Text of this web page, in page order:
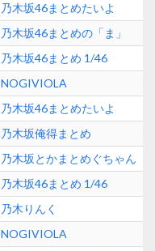
乃木坂46まとめたいよ
乃木坂46まとめの「ま」
乃木坂46まとめ 1/46
NOGIVIOLA
乃木坂46まとめたいよ
乃木坂俺得まとめ
乃木坂とかまとめぐちゃん
乃木坂46まとめ 1/46
乃木りんく
NOGIVIOLA